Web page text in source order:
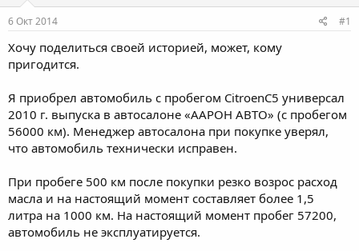
ы
6 Окт 2014 #1
Хочу поделиться своей историей, может, кому
пригодится.
Я приобрел автомобиль с пробегом CitroenC5 универсал
2010 г. выпуска в автосалоне «ААРОН АВТО» (с пробегом
56000 км). Менеджер автосалона при покупке уверял,
что автомобиль технически исправен.
При пробеге 500 км после покупки резко возрос расход
масла и на настоящий момент составляет более 1,5
литра на 1000 км. На настоящий момент пробег 57200,
автомобиль не эксплуатируется.